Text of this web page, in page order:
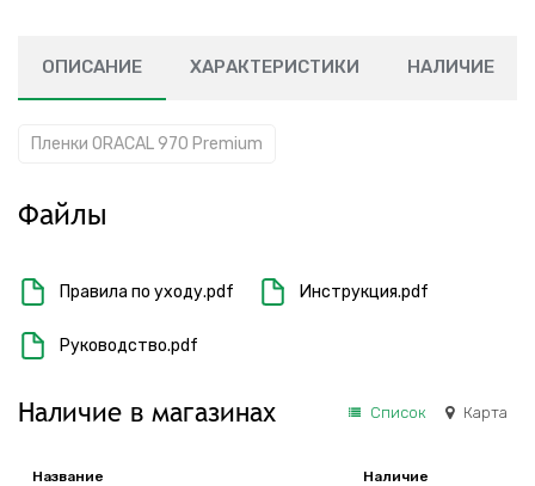
ОПИСАНИЕ ХАРАКТЕРИСТИКИ НАЛИЧИЕ
Пленки ORACAL 970 Premium
Файлы
Правила по уходу.pdf Инструкция.pdf
Руководство.pdf
Наличие в магазинах Список Карта
Название Наличие